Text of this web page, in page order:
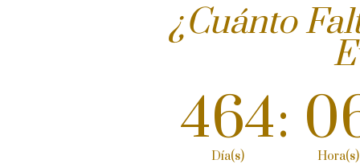
¿Cuánto
464
Día(s)
:
Hora(s)